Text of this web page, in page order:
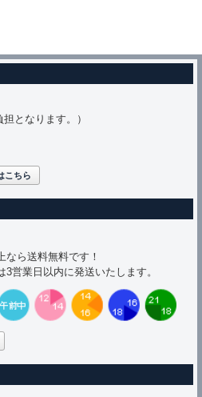
となります。）
こちら
なら送料無料です！
営業日以内に発送いたします。